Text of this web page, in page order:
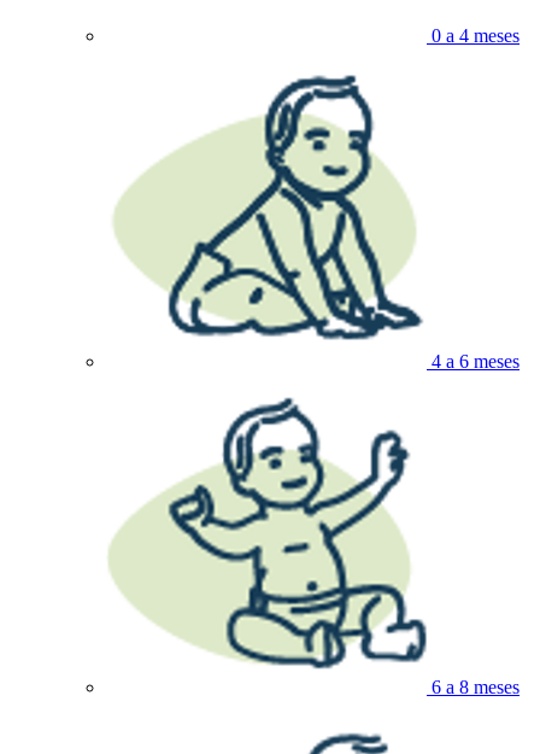
0 a 4 meses
4 a 6 meses
6 a 8 meses